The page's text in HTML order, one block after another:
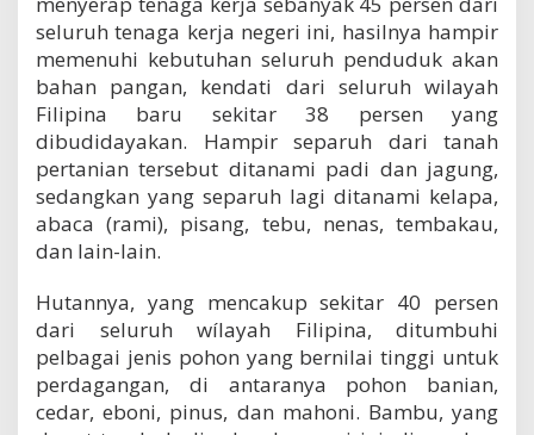
seluruh tenaga kerja negeri ini, hasilnya hampir
memenuhi kebutuhan seluruh penduduk akan
bahan pangan, kendati dari seluruh wilayah
Filipina baru sekitar 38 persen yang
dibudidayakan. Hampir separuh dari tanah
pertanian tersebut ditanami padi dan jagung,
sedangkan yang separuh lagi ditanami kelapa,
abaca (rami), pisang, tebu, nenas, tembakau,
dan Iain-lain.
Hutannya, yang mencakup sekitar 40 persen
dari seluruh wílayah Filipina, ditumbuhi
pelbagai jenis pohon yang bernilai tinggi untuk
perdagangan, di antaranya pohon banian,
cedar, eboni, pinus, dan mahoni. Bambu, yang